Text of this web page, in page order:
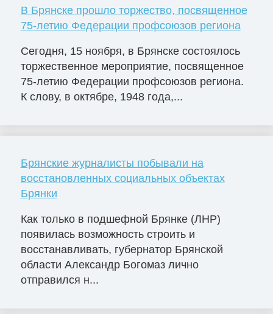
В Брянске прошло торжество, посвященное
75-летию Федерации профсоюзов региона
Сегодня, 15 ноября, в Брянске состоялось
торжественное мероприятие, посвященное
75-летию Федерации профсоюзов региона.
К слову, в октябре, 1948 года,...
Брянские журналисты побывали на
восстановленных социальных объектах
Брянки
Как только в подшефной Брянке (ЛНР)
появилась возможность строить и
восстанавливать, губернатор Брянской
области Александр Богомаз лично
отправился н...